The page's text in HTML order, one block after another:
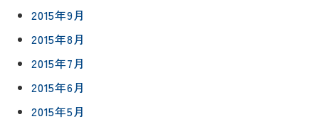
2015年9月
2015年8月
2015年7月
2015年6月
2015年5月